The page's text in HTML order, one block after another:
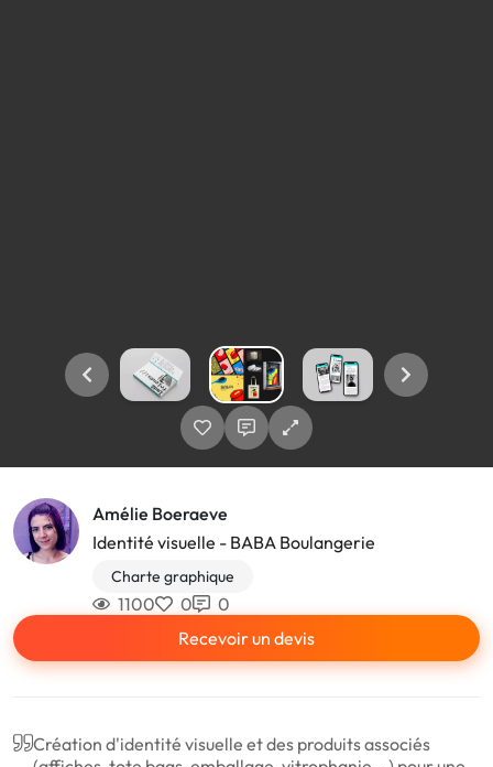
Amélie Boeraeve
Identité visuelle - BABA Boulangerie
Charte graphique
1100 0
0
Recevoir un devis
Création d'identité visuelle et des produits associés